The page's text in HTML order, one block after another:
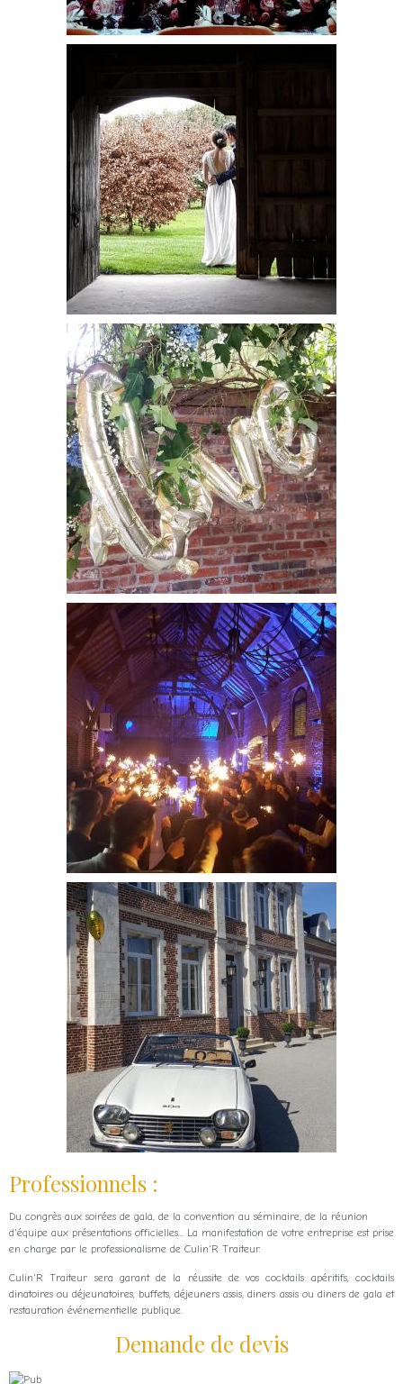
Professionnels :
Du congrès aux soirées de gala, de la convention au séminaire, de la réunion
d'équipe aux présentations officielles... La manifestation de votre entreprise est prise
en charge par le professionalisme de Culin'R Traiteur.
Culin'R Traiteur sera garant de la réussite de vos cocktails apéritifs, cocktails
dinatoires ou déjeunatoires, buffets, déjeuners assis, diners assis ou diners de gala et
restauration événementielle publique.
Demande de devis